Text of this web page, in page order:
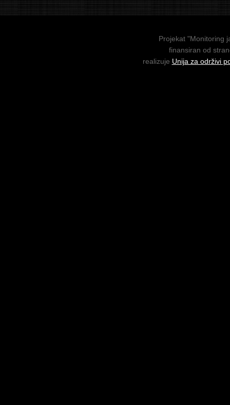
Projekat "Monitoring
finansiran od
realizuje Unija za održivi